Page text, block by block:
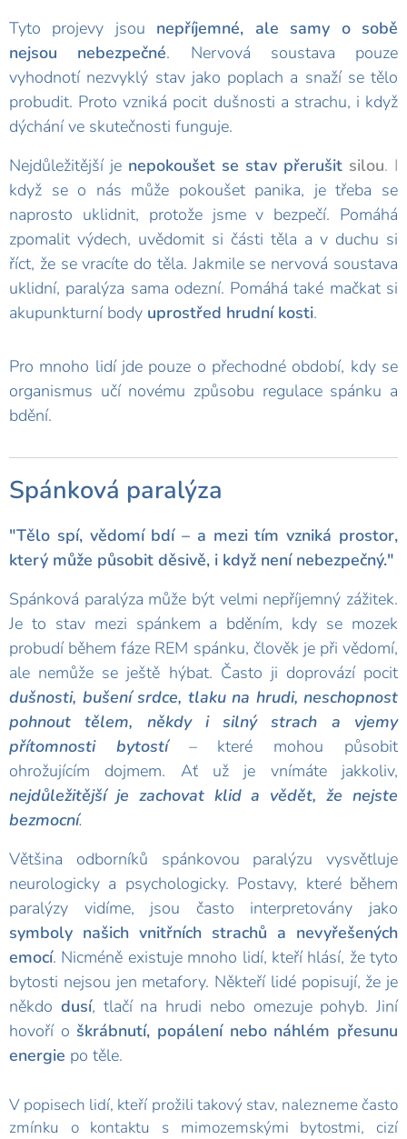
Tyto projevy jsou nepříjemné, ale samy o sobě
nejsou nebezpečné. Nervová soustava pouze
vyhodnotí nezvyklý stav jako poplach a snaží se tělo
probudit. Proto vzniká pocit dušnosti a strachu, i když
dýchání ve skutečnosti funguje.
Nejdůležitější je nepokoušet se stav přerušit silou. I
když se o nás může pokoušet panika, je třeba se
naprosto uklidnit, protože jsme v bezpečí. Pomáhá
zpomalit výdech, uvědomit si části těla a v duchu si
říct, že se vracíte do těla. Jakmile se nervová soustava
uklidní, paralýza sama odezní. Pomáhá také mačkat si
akupunkturní body uprostřed hrudní kosti.
Pro mnoho lidí jde pouze o přechodné období, kdy se
organismus učí novému způsobu regulace spánku a
bdění.
Spánková paralýza
"Tělo spí, vědomí bdí – a mezi tím vzniká prostor,
který může působit děsivě, i když není nebezpečný."
Spánková paralýza může být velmi nepříjemný zážitek.
Je to stav mezi spánkem a bděním, kdy se mozek
probudí během fáze REM spánku, člověk je při vědomí,
ale nemůže se ještě hýbat. Často ji doprovází pocit
dušnosti, bušení srdce, tlaku na hrudi, neschopnost
pohnout tělem, někdy i silný strach a vjemy
přítomnosti bytostí – které mohou působit
ohrožujícím dojmem. Ať už je vnímáte jakkoliv,
nejdůležitější je zachovat klid a vědět, že nejste
bezmocní.
Většina odborníků spánkovou paralýzu vysvětluje
neurologicky a psychologicky. Postavy, které během
paralýzy vidíme, jsou často interpretovány jako
symboly našich vnitřních strachů a nevyřešených
emocí. Nicméně existuje mnoho lidí, kteří hlásí, že tyto
bytosti nejsou jen metafory. Někteří lidé popisují, že je
někdo dusí, tlačí na hrudi nebo omezuje pohyb. Jiní
hovoří o škrábnutí, popálení nebo náhlém přesunu
energie po těle.
V popisech lidí, kteří prožili takový stav, nalezneme často
zmínku o kontaktu s mimozemskými bytostmi, cizí